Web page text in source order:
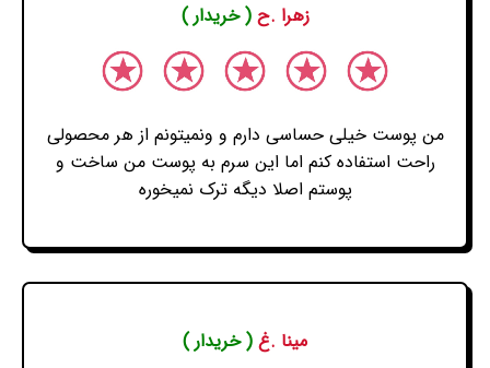
زهرا .ح( خریدار )
من پوست خیلی حساسی دارم و ونمیتونم از هر محصولی
راحت استفاده کنم اما این سرم به پوست من ساخت و
پوستم اصلا دیگه ترک نمیخوره
مینا .غ ( خریدار )